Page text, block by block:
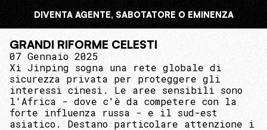
DIVENTA AGENTE, SABOTATORE O EMINENZA
GRANDI RIFORME CELESTI
07 Gennaio 2025
Xi Jinping sogna una rete globale di
sicurezza privata per proteggere gli
interessi cinesi. Le aree sensibili sono
l'Africa - dove c'è da competere con la
forte influenza russa - e il sud-est
asiatico. Destano particolare attenzione i